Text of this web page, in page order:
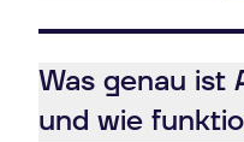
Was genau ist
und wie